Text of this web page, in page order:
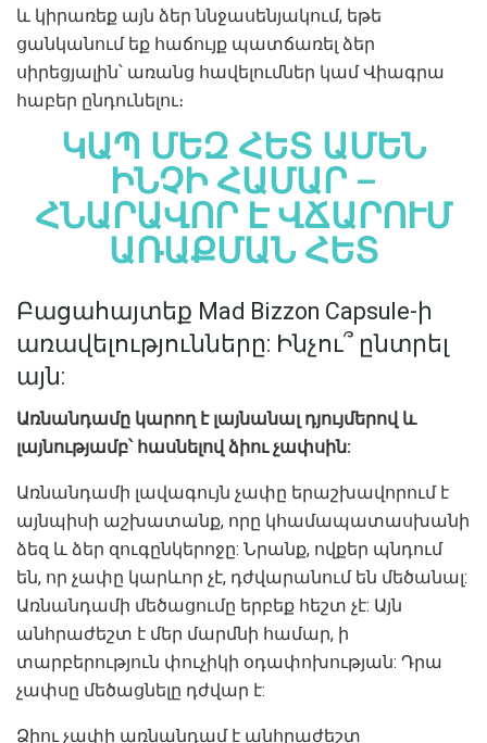
և կիրառեք այն ձեր ննջասենյակում, եթե
ցանկանում եք հաճույք պատճառել ձեր
սիրեցյալին՝ առանց հավելումներ կամ Վիագրա
հաբեր ընդունելու։
ԿԱՊ ՄԵԶ ՀԵՏ ԱՄԵՆ
ԻՆՉԻ ՀԱՄԱՐ –
ՀՆԱՐԱՎՈՐ Է ՎՃԱՐՈՒՄ
ԱՌԱՔՄԱՆ ՀԵՏ
Բացահայտեք Mad Bizzon Capsule-ի
առավելությունները: Ինչու՞ ընտրել
այն:
Առնանդամը կարող է լայնանալ դյույմերով և
լայնությամբ՝ հասնելով ձիու չափսին:
Առնանդամի լավագույն չափը երաշխավորում է
այնպիսի աշխատանք, որը կհամապատասխանի
ձեզ և ձեր զուգընկերոջը: Նրանք, ովքեր պնդում
են, որ չափը կարևոր չէ, դժվարանում են մեծանալ:
Առնանդամի մեծացումը երբեք հեշտ չէ: Այն
անհրաժեշտ է մեր մարմնի համար, ի
տարբերություն փուչիկի օդափոխության: Դրա
չափսը մեծացնելը դժվար է:
Ձիու չափի առնանդամ է անհրաժեշտ